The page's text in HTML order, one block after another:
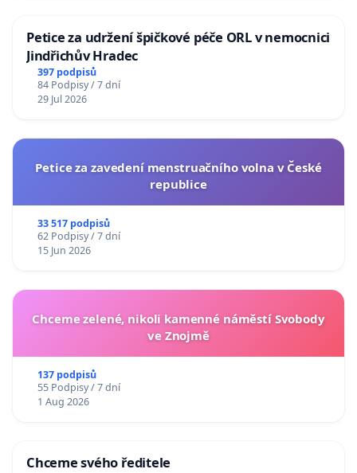
Petice za udržení špičkové péče ORL v nemocnici
Jindřichův Hradec
397 podpisů
84 Podpisy / 7 dní
29 Jul 2026
Petice za zavedení menstruačního volna v České
republice
33 517 podpisů
62 Podpisy / 7 dní
15 Jun 2026
Chceme zelené, nikoli kamenné náměstí Svobody
ve Znojmě
137 podpisů
55 Podpisy / 7 dní
1 Aug 2026
Chceme svého ředitele